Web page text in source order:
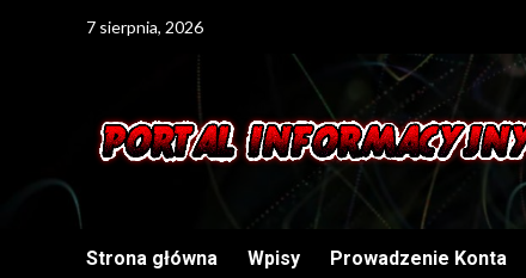
7 sierpnia, 2026
Strona główna Wpisy Prowadzenie Konta